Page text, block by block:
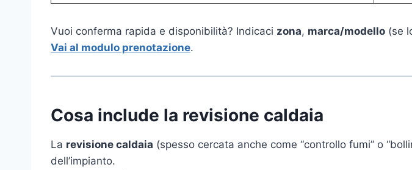
Vuoi conferma rapida e disponibilità? Indicaci zona, marca/modello (se
Vai al modulo prenotazione.
Cosa include la revisione caldaia
La revisione caldaia (spesso cercata anche come “controllo fumi” o
dell’impianto.